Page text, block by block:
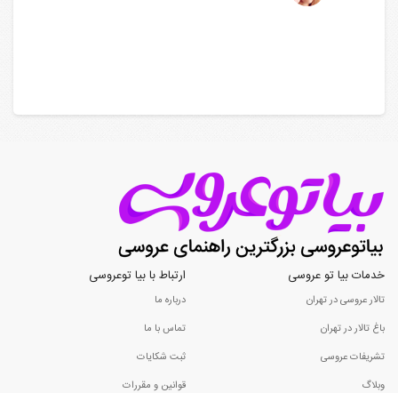
خدمات بیا تو عروسی
تالار عروسی در تهران
باغ تالار در تهران
تشریفات عروسی
وبلاگ
ارتباط با بیا توعروسی
درباره ما
تماس با ما
ثبت شکایات
قوانین و مقررات